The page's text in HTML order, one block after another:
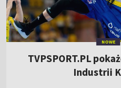
NOWE
TVPSPORT.PL
Industrii